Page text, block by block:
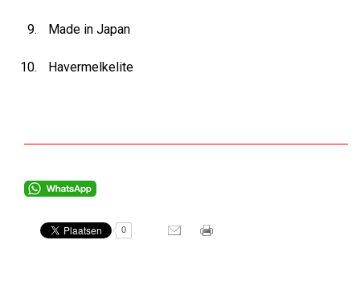
Made in Japan
Havermelkelite
0